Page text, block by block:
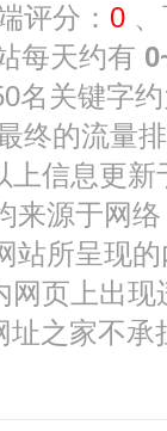
评分： 0
每天约有
名关键字
终的流量
上信息更新
源于网络
站所呈现
网页上出
址之家不承